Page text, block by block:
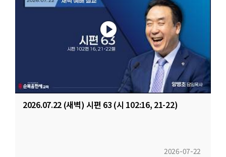
2026.07.22 (새벽) 시편 63 (시 102:16, 21-22)
2026-07-22